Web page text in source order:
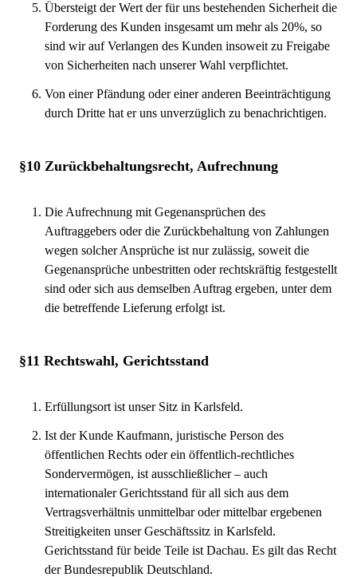
Übersteigt der Wert der für uns bestehenden Sicherheit die
Forderung des Kunden insgesamt um mehr als 20%, so
sind wir auf Verlangen des Kunden insoweit zu Freigabe
von Sicherheiten nach unserer Wahl verpflichtet.
Von einer Pfändung oder einer anderen Beeinträchtigung
durch Dritte hat er uns unverzüglich zu benachrichtigen.
§10 Zurückbehaltungsrecht, Aufrechnung
Die Aufrechnung mit Gegenansprüchen des
Auftraggebers oder die Zurückbehaltung von Zahlungen
wegen solcher Ansprüche ist nur zulässig, soweit die
Gegenansprüche unbestritten oder rechtskräftig festgestellt
sind oder sich aus demselben Auftrag ergeben, unter dem
die betreffende Lieferung erfolgt ist.
§11 Rechtswahl, Gerichtsstand
Erfüllungsort ist unser Sitz in Karlsfeld.
Ist der Kunde Kaufmann, juristische Person des
öffentlichen Rechts oder ein öffentlich-rechtliches
Sondervermögen, ist ausschließlicher – auch
internationaler Gerichtsstand für all sich aus dem
Vertragsverhältnis unmittelbar oder mittelbar ergebenen
Streitigkeiten unser Geschäftssitz in Karlsfeld.
Gerichtsstand für beide Teile ist Dachau. Es gilt das Recht
der Bundesrepublik Deutschland.